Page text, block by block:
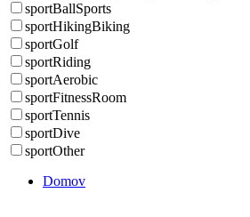
sportBallSports
sportHikingBiking
sportGolf
sportRiding
sportAerobic
sportFitnessRoom
sportTennis
sportDive
sportOther
Domov